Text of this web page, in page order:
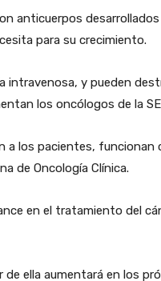
anticuerpos
para su crecimiento.
intravenosa, y pueden
los oncólogos de la
a los pacientes, funcionan
de Oncología Clínica.
en el tratamiento del
ella aumentará en los